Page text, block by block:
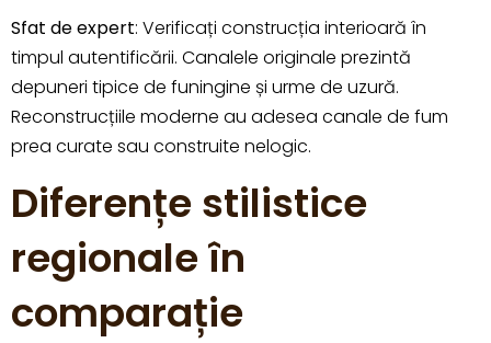
Sfat de expert: Verificați construcția interioară în
timpul autentificării. Canalele originale prezintă
depuneri tipice de funingine și urme de uzură.
Reconstrucțiile moderne au adesea canale de fum
prea curate sau construite nelogic.
Diferențe stilistice
regionale în
comparație